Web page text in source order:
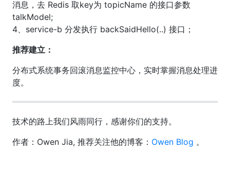
消息，去 Redis 取key为 topicName 的接口参数
talkModel;
4、service-b 分发执行 backSaidHello(..) 接口；
推荐建立：
分布式系统事务回滚消息监控中心，实时掌握消息处理进
度。
技术的路上我们风雨同行，感谢你们的支持。
作者：Owen Jia, 推荐关注他的博客： Owen Blog 。